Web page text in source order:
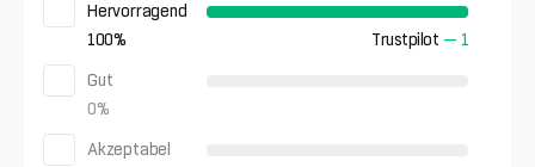
Hervorragend
100% Trustpilot — 1
Gut
0%
Akzeptabel